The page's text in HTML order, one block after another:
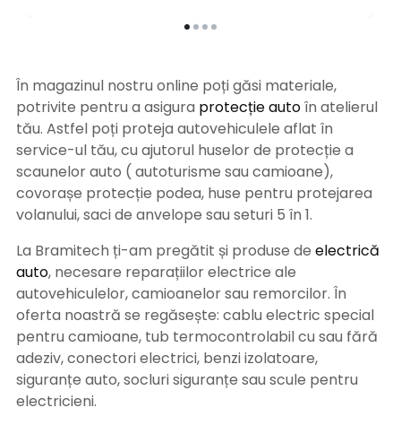
În magazinul nostru online poți găsi materiale,
potrivite pentru a asigura protecție autoîn atelierul
tău. Astfel poți proteja autovehiculele aflat în
service-ul tău, cu ajutorul huselor de protecție a
scaunelor auto ( autoturisme sau camioane),
covorașe protecție podea, huse pentru protejarea
volanului, saci de anvelope sau seturi 5 în 1.
La Bramitech ți-am pregătit și produse de electrică
auto, necesare reparațiilor electrice ale
autovehiculelor, camioanelor sau remorcilor. În
oferta noastră se regăsește: cablu electric special
pentru camioane, tub termocontrolabil cu sau fără
adeziv, conectori electrici, benzi izolatoare,
siguranțe auto, socluri siguranțe sau scule pentru
electricieni.